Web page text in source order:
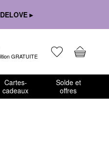
▸
GRATUITE
Cartes-
cadeaux
Solde et
offres